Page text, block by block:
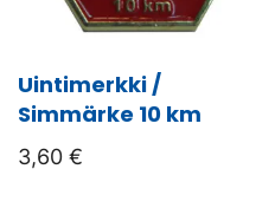
Uintimerkki /
Simmärke 10 km
3,60 €